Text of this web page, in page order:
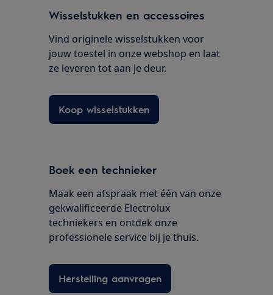
Wisselstukken en accessoires
Vind originele wisselstukken voor
jouw toestel in onze webshop en laat
ze leveren tot aan je deur.
Koop wisselstukken
Boek een technieker
Maak een afspraak met één van onze
gekwalificeerde Electrolux
techniekers en ontdek onze
professionele service bij je thuis.
Herstelling aanvragen